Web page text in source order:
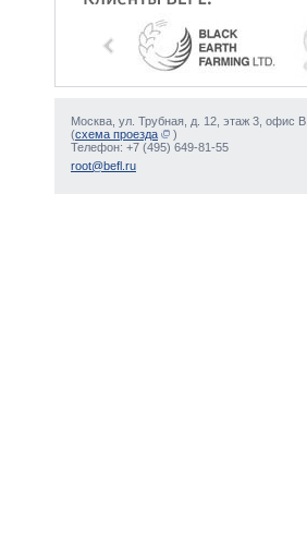
Москва, ул. Трубная, д. 12, этаж 3, офис В
(схема проезда
)
Телефон: +7 (495) 649-81-55
root@befl.ru